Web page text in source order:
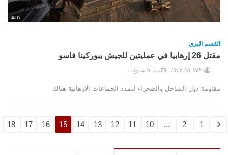
القسم البري
مقتل 26 إرهابيا في عمليتين للجيش ببوركينا فاسو
SKY NEWS منذ 5 سنوات
مقاومة دول الساحل والصحراء لتمدد الجماعات الارهابية هناك
1
2
...
10
11
12
13
14
15
16
17
18